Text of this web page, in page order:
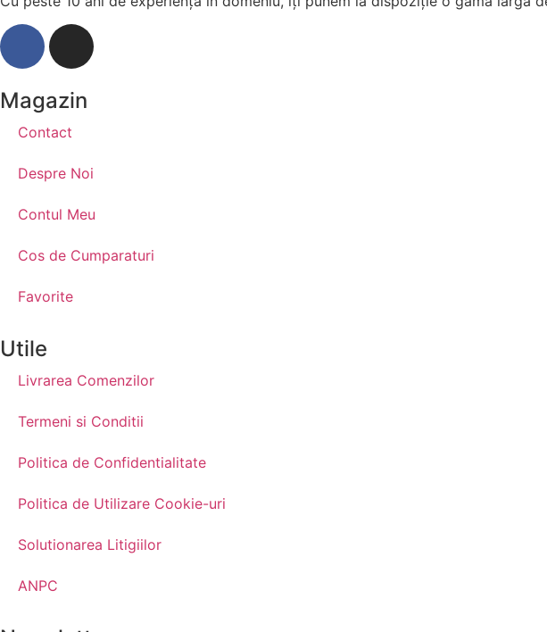
Magazin
Contact
Despre Noi
Contul Meu
Cos de Cumparaturi
Favorite
Utile
Livrarea Comenzilor
Termeni si Conditii
Politica de Confidentialitate
Politica de Utilizare Cookie-uri
Solutionarea Litigiilor
ANPC